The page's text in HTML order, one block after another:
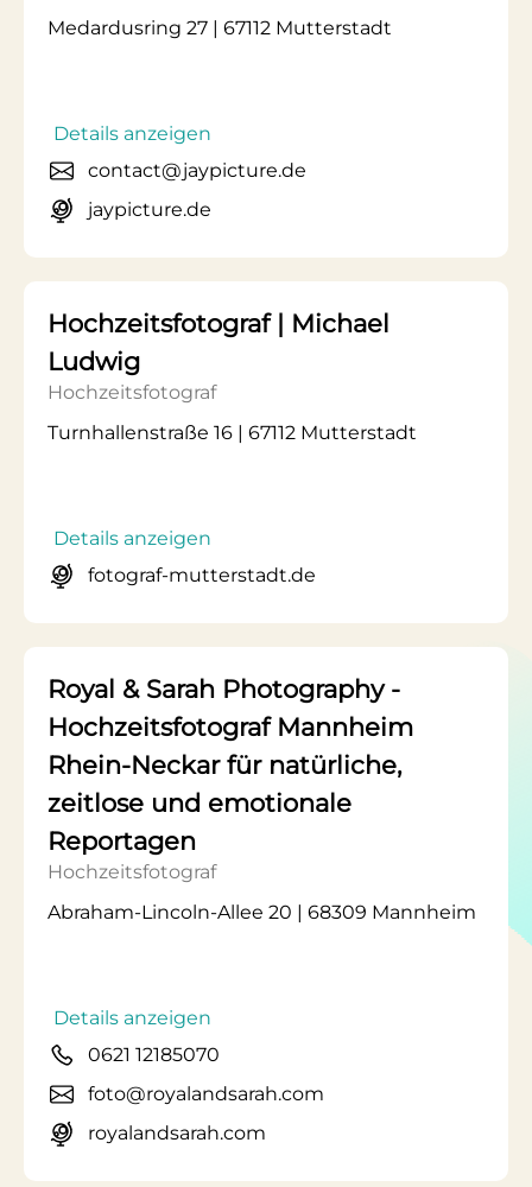
Medardusring 27 | 67112 Mutterstadt
Details anzeigen
contact@jaypicture.de
jaypicture.de
Hochzeitsfotograf | Michael
Ludwig
Hochzeitsfotograf
Turnhallenstraße 16 | 67112 Mutterstadt
Details anzeigen
fotograf-mutterstadt.de
Royal & Sarah Photography -
Hochzeitsfotograf Mannheim
Rhein-Neckar für natürliche,
zeitlose und emotionale
Reportagen
Hochzeitsfotograf
Abraham-Lincoln-Allee 20 | 68309 Mannheim
Details anzeigen
0621 12185070
foto@royalandsarah.com
royalandsarah.com